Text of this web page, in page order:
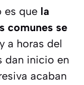
es que la
comunes se
y a horas del
dan inicio en
acaban